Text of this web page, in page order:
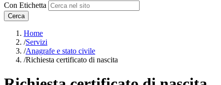
Con Etichetta
Cerca
Home
/Servizi
/Anagrafe e stato civile
/Richiesta certificato di nascita